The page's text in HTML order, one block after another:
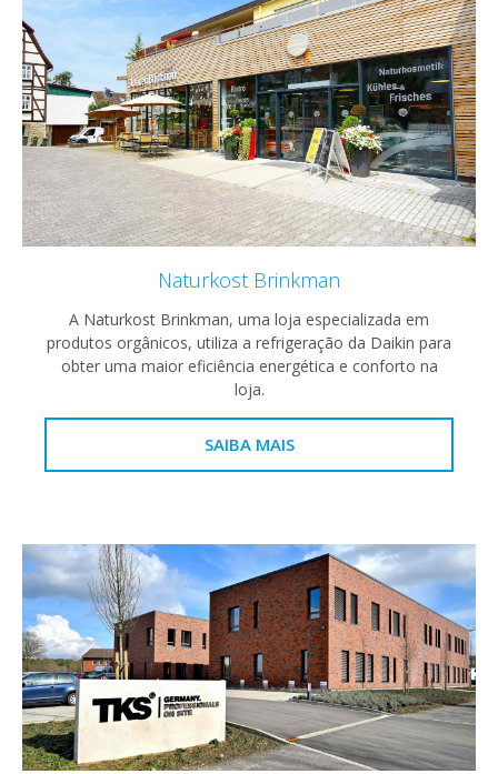
Naturkost Brinkman
A Naturkost Brinkman, uma loja especializada em
produtos orgânicos, utiliza a refrigeração da Daikin para
obter uma maior eficiência energética e conforto na
loja.
SAIBA MAIS